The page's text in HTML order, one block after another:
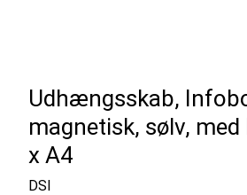
Udhængsskab,
magnetisk, sølv, med
x A4
DSI